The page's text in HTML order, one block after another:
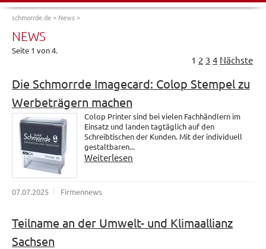
schmorrde.de> News>
NEWS
Seite 1 von 4.
1 2 3 4 Nächste
Die Schmorrde Imagecard: Colop Stempel zu
Werbeträgern machen
Colop Printer sind bei vielen Fachhändlern im
Einsatz und landen tagtäglich auf den
Schreibtischen der Kunden. Mit der individuell
gestaltbaren...
Weiterlesen
07.07.2025 Firmennews
Teilname an der Umwelt- und Klimaallianz
Sachsen